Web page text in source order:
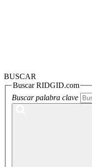
BUSCAR
Buscar RIDGID.com
Buscar palabra clave